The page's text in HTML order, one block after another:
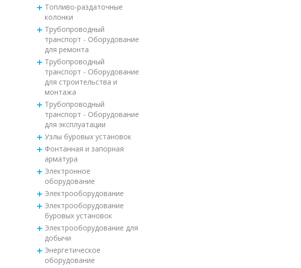
Топливо-раздаточные
колонки
Трубопроводный
транспорт - Оборудование
для ремонта
Трубопроводный
транспорт - Оборудование
для строительства и
монтажа
Трубопроводный
транспорт - Оборудование
для эксплуатации
Узлы буровых установок
Фонтанная и запорная
арматура
Электронное
оборудование
Электрооборудование
Электрооборудование
буровых установок
Электрооборудование для
добычи
Энергетическое
оборудование